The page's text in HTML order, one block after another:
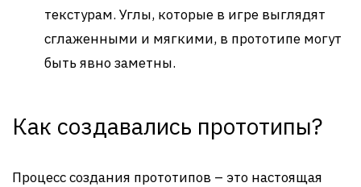
текстурам. Углы, которые в игре выглядят
сглаженными и мягкими, в прототипе могут
быть явно заметны.
Как создавались прототипы?
Процесс создания прототипов – это настоящая